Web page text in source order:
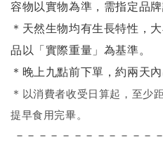
容物以實物為準，需指定品牌
＊天然生物均有生長特性，
品以「實際重量」為基準。
＊晚上九點前下單，約兩天
＊ 以消費者收受日算起，至少
提早食用完畢。
－－－－－－－－－－－－